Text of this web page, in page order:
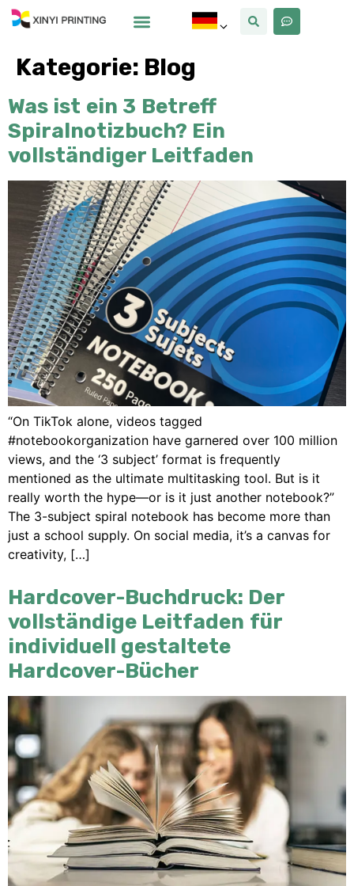
Kategorie: Blog
Was ist ein 3 Betreff
Spiralnotizbuch? Ein
vollständiger Leitfaden
“On TikTok alone, videos tagged
#notebookorganization have garnered over 100 million
views, and the ‘3 subject’ format is frequently
mentioned as the ultimate multitasking tool. But is it
really worth the hype—or is it just another notebook?”
The 3-subject spiral notebook has become more than
just a school supply. On social media, it’s a canvas for
creativity, […]
Hardcover-Buchdruck: Der
vollständige Leitfaden für
individuell gestaltete
Hardcover-Bücher